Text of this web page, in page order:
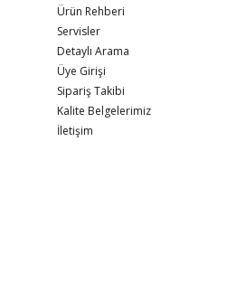
Ürün Rehberi
Servisler
Detaylı Arama
Üye Girişi
Sipariş Takibi
Kalite Belgelerimiz
İletişim